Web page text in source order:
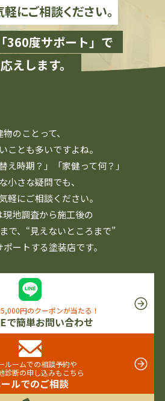
にご相談ください。
360度サポート」で
えします。
物のことって、
ことも多いですよね。
え時期？」「家健って何？」
小さな疑問でも、
軽にご相談ください。
地調査から施工後の
で、 “見えないところまで”
ートする塗装店です。
円のクーポンが当たる！
で簡単お問い合わせ
ルームでの相談予約や
診断の申し込みもこちら
ルでのご相談